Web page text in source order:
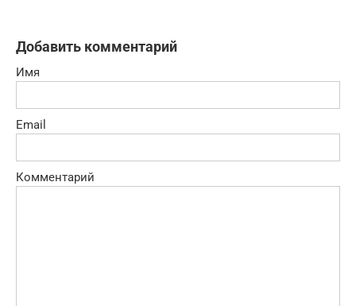
Добавить комментарий
Имя
Email
Комментарий